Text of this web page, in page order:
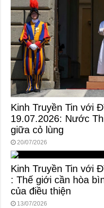
Kinh Truyền Tin với
19.07.2026: Nước
giữa cỏ lùng
20/07/2026
Kinh Truyền Tin với
: Thế giới cần hòa
của điều thiện
13/07/2026